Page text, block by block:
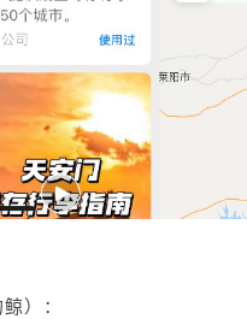
）：